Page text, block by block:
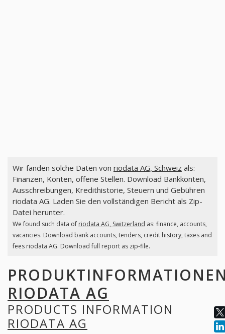
Wir fanden solche Daten von riodata AG, Schweiz als:
Finanzen, Konten, offene Stellen. Download Bankkonten,
Ausschreibungen, Kredithistorie, Steuern und Gebühren
riodata AG. Laden Sie den vollständigen Bericht als Zip-
Datei herunter.
We found such data of riodata AG, Switzerland as: finance, accounts,
vacancies. Download bank accounts, tenders, credit history, taxes and
fees riodata AG. Download full report as zip-file.
RIODATA AG
PRODUCTS INFORMATION
RIODATA AG